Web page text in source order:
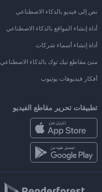
نص إلى فيديو بالذكاء الاصطناعي
أداة إنشاء المواقع بالذكاء الاصطناعي
أداة إنشاء أسماء شركات
منئ مقاطع تيك توك بالذكاء الاصطناعي
أفكار فيديوهات يوتيوب
تطبيقات تحرير مقاطع الفيديو